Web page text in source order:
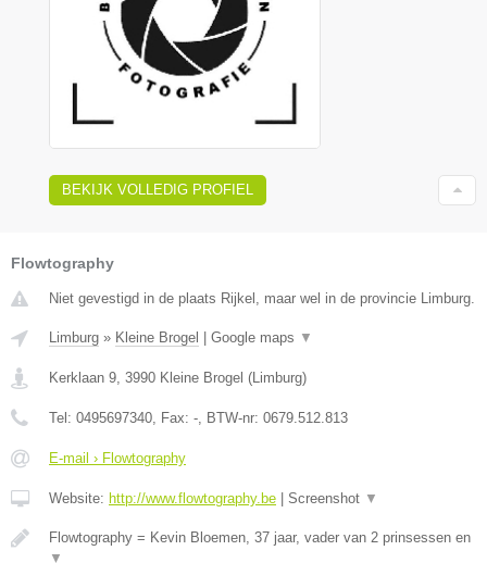
BEKIJK VOLLEDIG PROFIEL
Flowtography
Niet gevestigd in de plaats Rijkel, maar wel in de provincie Limburg.
Limburg » Kleine Brogel Google maps ▼
Kerklaan 9 3990 Kleine Brogel ( Limburg)
Tel: 0495697340 , Fax: - , BTW-nr: 0679.512.813
E-mail › Flowtography
Website: http://www.flowtography.be Screenshot ▼
Flowtography = Kevin Bloemen, 37 jaar, vader van 2 prinsessen en
▼